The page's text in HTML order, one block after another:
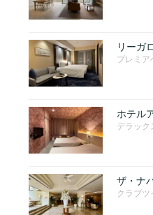
リーガ
プレミア
ホテル
デラック
ザ・ナ
クラブツ